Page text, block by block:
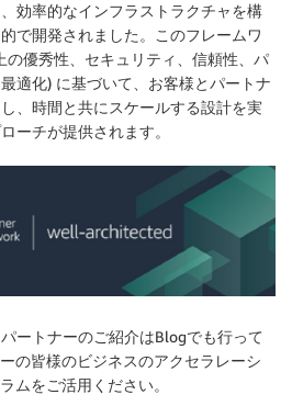
効率的なインフラストラクチャを構
で開発されました。このフレームワ
の優秀性、セキュリティ、信頼性、パ
適化) に基づいて、お客様とパートナ
、時間と共にスケールする設計を実
ーチが提供されます。
ートナーのご紹介はBlogでも行って
の皆様のビジネスのアクセラレーシ
ムをご活用ください。